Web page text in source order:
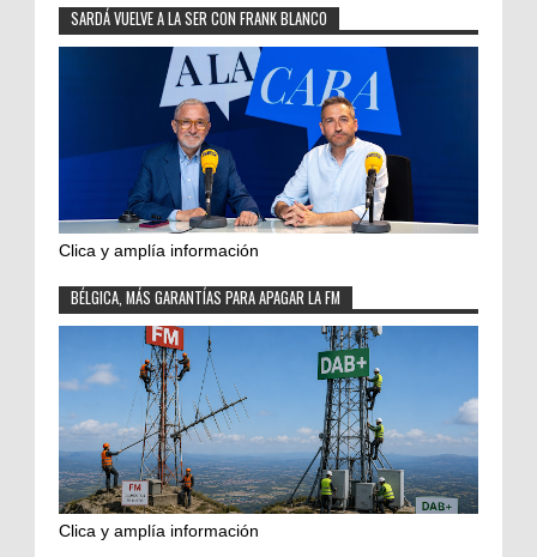
SARDÁ VUELVE A LA SER CON FRANK BLANCO
Clica y amplía información
BÉLGICA, MÁS GARANTÍAS PARA APAGAR LA FM
Clica y amplía información